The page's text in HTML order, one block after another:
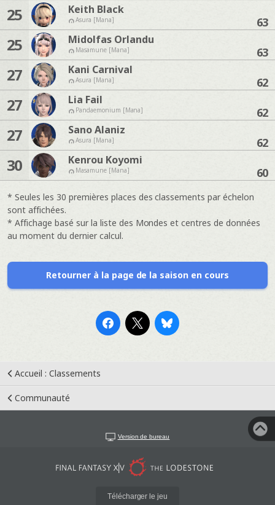
25 Keith Black
Asura [Mana] 63
25 Midolfas Orlandu
Masamune [Mana] 63
27 Kani Carnival
Asura [Mana] 62
27 Lia Fail
Pandaemonium [Mana] 62
27 Sano Alaniz
Asura [Mana] 62
30 Kenrou Koyomi
Masamune [Mana] 60
* Seules les 30 premières places des classements par échelon
sont affichées.
* Affichage basé sur la liste des Mondes et centres de données
au moment du dernier calcul.
Retourner à la page de la saison en cours
Accueil : Classements
Communauté
Version de bureau
Télécharger le jeu